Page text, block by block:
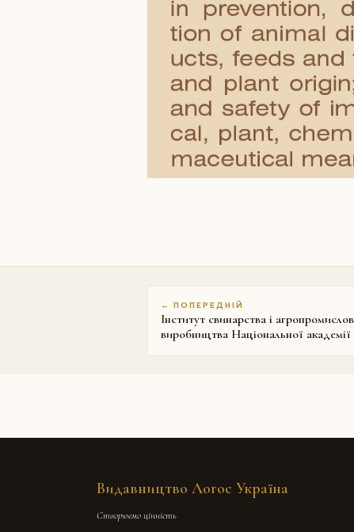
← ПОПЕРЕДНІЙ
Інститут свинарства і
виробництва Національної
Видавництво Логос Україна
Створюємо цінність